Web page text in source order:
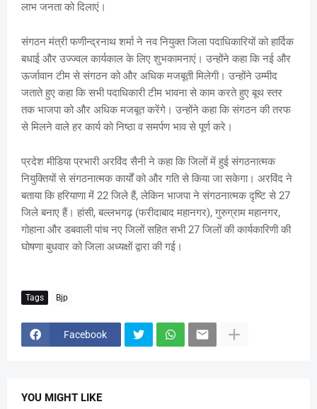
लाभ जनता को दिलाएं।
संगठन मंत्री फणीन्द्रनाथ शर्मा ने नव नियुक्त जिला पदाधिकारियों को हार्दिक
बधाई और उज्ज्वल कार्यकाल के लिए शुभकामनाएं। उन्होंने कहा कि नई और
ऊर्जावान टीम से संगठन को और अधिक मजबूती मिलेगी। उन्होंने उम्मीद
जताते हुए कहा कि सभी पदाधिकारी टीम भावना से काम करते हुए बूथ स्तर
तक भाजपा को और अधिक मजबूत करेंगे। उन्होंने कहा कि संगठन की तरफ
से मिलने वाले हर कार्य को निष्ठा व समर्पण भाव से पूर्ण करे।
प्रदेश मीडिया प्रभारी अरविंद सैनी ने कहा कि जिलों में हुई संगठनात्मक
नियुक्तियों से संगठनात्मक कार्यों को और गति से किया जा सकेगा। अरविंद ने
बताया कि हरियाणा में 22 जिले हैं, लेकिन भाजपा ने संगठनात्मक दृष्टि से 27
जिले बनाए हैं। हांसी, बल्लभगढ़ (फरीदाबाद महानगर), गुरुग्राम महानगर,
गोहाना और डबवाली पांच नए जिलों सहित सभी 27 जिलों की कार्यकारिणी की
घोषणा बुधवार को जिला अध्यक्षों द्वारा की गई।
Tags Bjp
Facebook
YOU MIGHT LIKE